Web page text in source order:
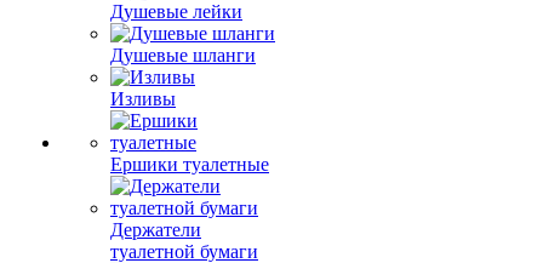
Душевые лейки
Душевые шланги
Изливы
Ершики туалетные
Держатели
туалетной бумаги